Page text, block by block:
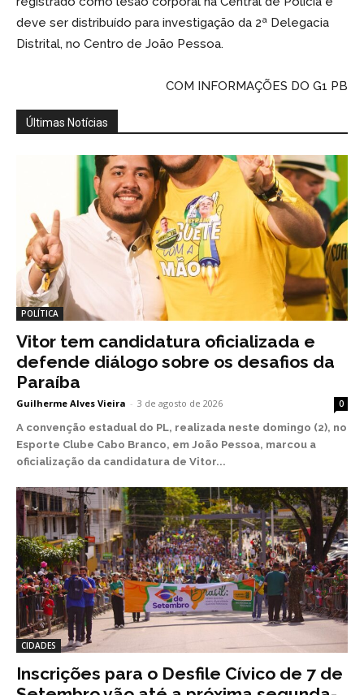
deve ser distribuído para investigação da 2ª Delegacia
Distrital, no Centro de João Pessoa.
COM INFORMAÇÕES DO G1 PB
Últimas Notícias
POLÍTICA
Vitor tem candidatura oficializada e
defende diálogo sobre os desafios da
Paraíba
Guilherme Alves Vieira - 3 de agosto de 2026 0
A convenção estadual do PL, realizada neste domingo (2), no
Esporte Clube Cabo Branco, em João Pessoa, marcou a
oficialização da candidatura de Vitor...
CIDADES
Inscrições para o Desfile Cívico de 7 de